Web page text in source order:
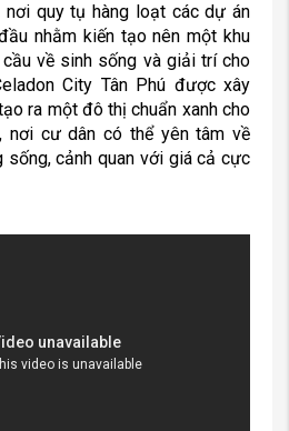
nơi quy tụ hàng loạt các dự án
nhằm kiến tạo nên một khu
về sinh sống và giải trí cho
City Tân Phú được xây
ra một đô thị chuẩn xanh cho
nơi cư dân có thể yên tâm về
cảnh quan với giá cả cực